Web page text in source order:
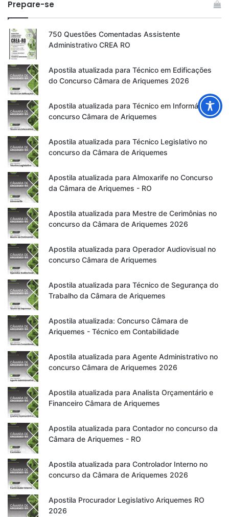
Prepare-se
750 Questões Comentadas Assistente
Administrativo CREA RO
Apostila atualizada para Técnico em Edificações
do Concurso Câmara de Ariquemes 2026
Apostila atualizada para Técnico em Informática no
concurso Câmara de Ariquemes
Apostila atualizada para Técnico Legislativo no
concurso da Câmara de Ariquemes
Apostila atualizada para Almoxarife no Concurso
da Câmara de Ariquemes - RO
Apostila atualizada para Mestre de Cerimônias no
concurso da Câmara de Ariquemes 2026
Apostila atualizada para Operador Audiovisual no
concurso Câmara de Ariquemes
Apostila atualizada para Técnico de Segurança do
Trabalho da Câmara de Ariquemes
Apostila atualizada: Concurso Câmara de
Ariquemes - Técnico em Contabilidade
Apostila atualizada para Agente Administrativo no
concurso Câmara de Ariquemes 2026
Apostila atualizada para Analista Orçamentário e
Financeiro Câmara de Ariquemes
Apostila atualizada para Contador no concurso da
Câmara de Ariquemes - RO
Apostila atualizada para Controlador Interno no
concurso da Câmara de Ariquemes 2026
Apostila Procurador Legislativo Ariquemes RO
2026